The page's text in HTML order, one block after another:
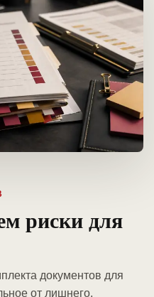
риски для
документов для
от лишнего,